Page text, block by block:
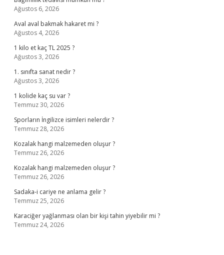
Ağustos 6, 2026
Aval aval bakmak hakaret mi ?
Ağustos 4, 2026
1 kilo et kaç TL 2025 ?
Ağustos 3, 2026
1. sınıfta sanat nedir ?
Ağustos 3, 2026
1 kolide kaç su var ?
Temmuz 30, 2026
Sporların İngilizce isimleri nelerdir ?
Temmuz 28, 2026
Kozalak hangi malzemeden oluşur ?
Temmuz 26, 2026
Kozalak hangi malzemeden oluşur ?
Temmuz 26, 2026
Sadaka-i cariye ne anlama gelir ?
Temmuz 25, 2026
Karaciğer yağlanması olan bir kişi tahin yiyebilir mi ?
Temmuz 24, 2026